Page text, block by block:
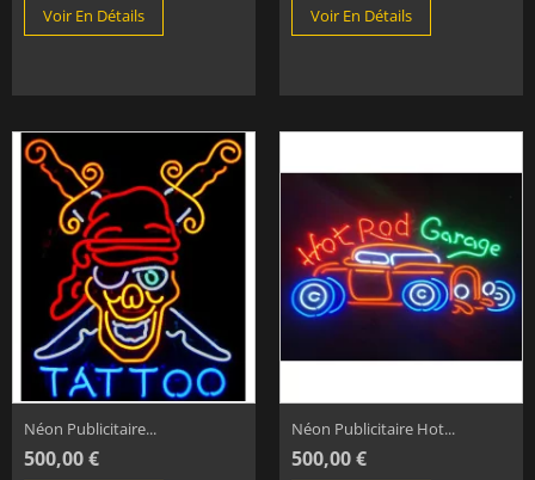
Voir En Détails Voir En Détails
Néon Publicitaire...
500,00 €
Néon Publicitaire Hot...
500,00 €